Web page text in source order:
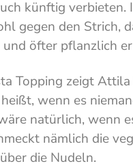
künftig verbieten.
gegen den Strich,
öfter pflanzlich
Topping zeigt
wenn es
natürlich, wenn
nämlich die
die Nudeln.